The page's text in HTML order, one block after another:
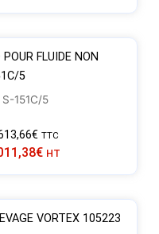
FLUIDE NON
5
S-151C/5
€ TTC
€ HT
VORTEX 105223